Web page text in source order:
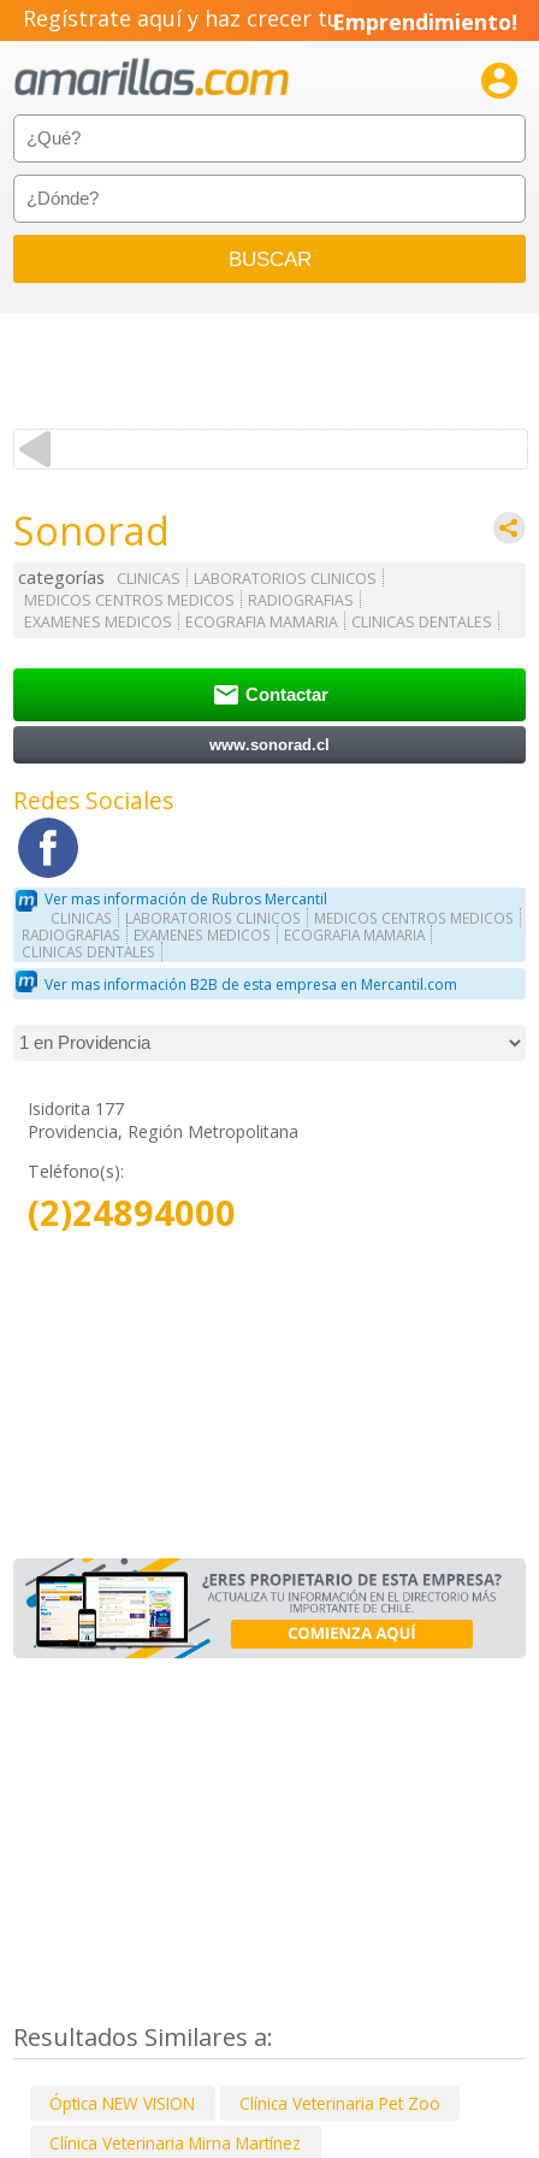
Regístrate aquí y haz crecer tuEmprendimiento!

Sonorad
categorías CLINICAS
LABORATORIOS CLINICOS
MEDICOS CENTROS MEDICOS
RADIOGRAFIAS
EXAMENES MEDICOS
ECOGRAFIA MAMARIA CLINICAS DENTALES
 Contactar
www.sonorad.cl
Redes Sociales
Ver mas información de Rubros Mercantil
CLINICAS LABORATORIOS CLINICOS
MEDICOS CENTROS MEDICOS
RADIOGRAFIAS
EXAMENES MEDICOS
ECOGRAFIA MAMARIA
CLINICAS DENTALES
Ver mas información B2B de esta empresa en Mercantil.com
Isidorita 177
Providencia, Región Metropolitana
Teléfono(s):
(2)24894000
Resultados Similares a:
Óptica NEW VISION
Clínica Veterinaria Pet Zoo
Clínica Veterinaria Mirna Martínez